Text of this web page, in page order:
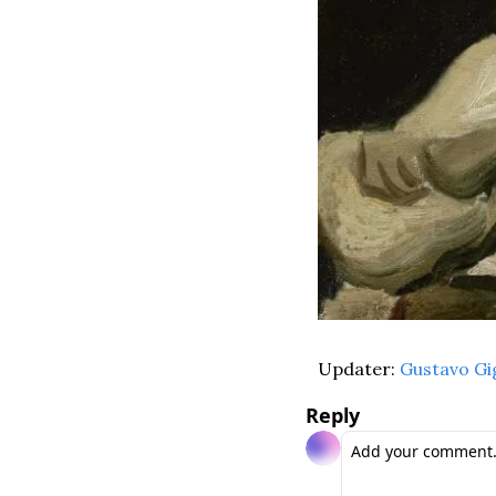
Updater: Gustavo
Reply